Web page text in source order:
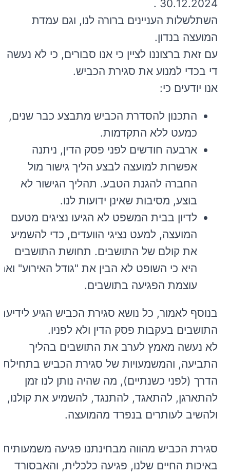
30.12.2024 .
השתלשלות העניינים ברורה לנו, וגם עמדת
המועצה בנדון.
עם זאת ברצוננו לציין כי אנו סבורים, כי לא נעשה
די בכדי למנוע את סגירת הכביש.
אנו יודעים כי:
התכנון להסדרת הכביש מתבצע כבר שנים,
כמעט ללא התקדמות.
ארבעה חודשים לפני פסק הדין, ניתנה
אפשרות למועצה לבצע הליך גישור מול
החברה להגנת הטבע. תהליך הגישור לא
בוצע, מסיבות שאינן ידועות לנו.
לדיון בבית המשפט לא הגיעו נציגים מטעם
המועצה, למעט נציגי הוועדים, כדי להשמיע
את קולם של התושבים. תחושת התושבים
היא כי השופט לא הבין את "גודל האירוע"
עוצמת הפגיעה בתושבים.
בנוסף לאמור, כל נושא סגירת הכביש הגיע
התושבים בעקבות פסק הדין ולא לפניו.
לא נעשה מאמץ לערב את התושבים בהליך
התביעה, והמשמעויות של סגירת הכביש בתחילת
הדרך (לפני כשנתיים), מה שהיה נותן לנו זמן
להתארגן, להתאגד, להתנגד, להשמיע את קולנו,
ולהשיב לעותרים בנפרד מהמועצה.
סגירת הכביש מהווה מבחינתנו פגיעה משמעותית
באיכות החיים שלנו, פגיעה כלכלית, והאבסורד